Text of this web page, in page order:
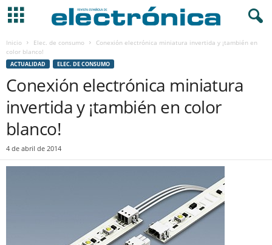
Inicio Elec. de consumo
Conexión electrónica miniatura invertida y ¡también en
color blanco!
ACTUALIDAD ELEC. DE CONSUMO
Conexión electrónica miniatura
invertida y ¡también en color
blanco!
4 de abril de 2014